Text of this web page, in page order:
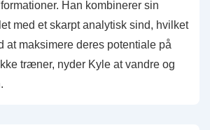
Han kombinerer sin
med et skarpt analytisk sind, hvilket
at maksimere deres potentiale på
træner, nyder Kyle at vandre og